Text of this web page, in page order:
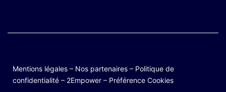
Mentions légales – Nos partenaires – Politique de
confidentialité – 2Empower – Préférence Cookies